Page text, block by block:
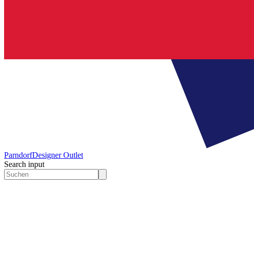
ParndorfDesigner Outlet
Search input